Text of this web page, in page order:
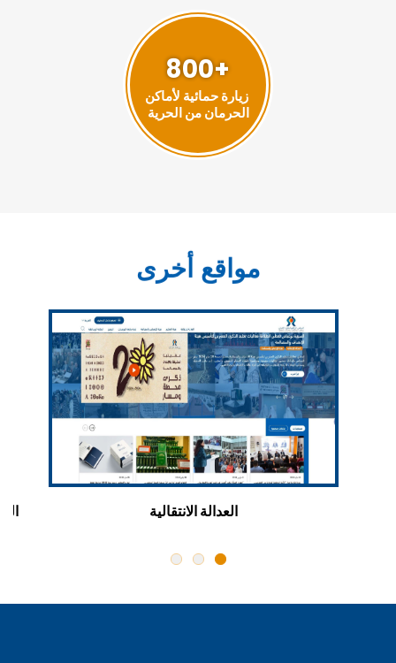
+800
زيارة حمائية لأماكن
الحرمان من الحرية
مواقع أخرى
العدالة الانتقالية